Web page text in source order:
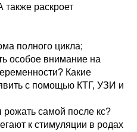
раскроет
полного цикла;
особое внимание на
Какие
с помощью КТГ, УЗИ и
рожать самой после кс?
к стимуляции в родах